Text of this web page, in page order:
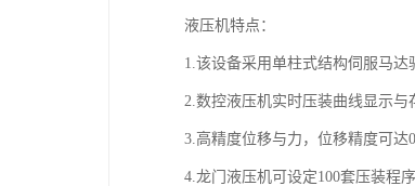
液压机特点：
1.该设备采用单柱式结构伺服马达
2.数控液压机实时压装曲线显示与
3.高精度位移与力，位移精度可达
4.龙门液压机可设定100套压装程